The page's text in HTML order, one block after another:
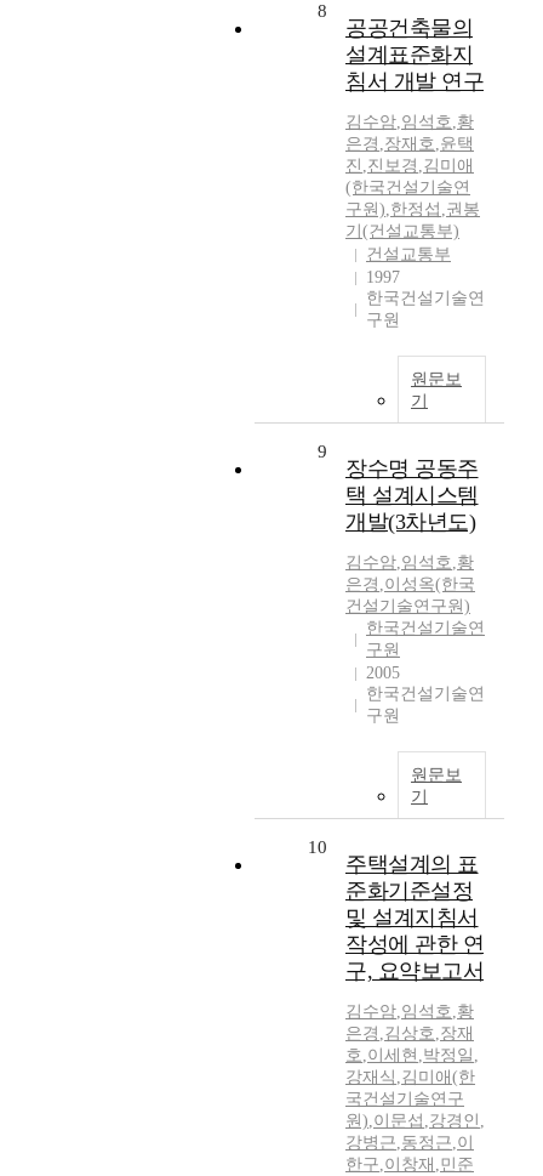
8
공공건축물의
설계표준화지
침서 개발 연구
김수암,임석호,황
은경 ,장재호,윤택
진 ,진보경 ,김미애
(한국건설기술연
구원),한정섭 ,권봉
기(건설교통부)
건설교통부
1997
한국건설기술연
구원
원문보
기
9
장수명 공동주
택 설계시스템
개발(3차년도)
김수암,임석호,황
은경 ,이성옥(한국
건설기술연구원)
한국건설기술연
구원
2005
한국건설기술연
구원
원문보
기
10
주택설계의 표
준화기준설정
및 설계지침서
작성에 관한 연
구, 요약보고서
김수암,임석호,황
은경 ,김상호,장재
호,이세현 ,박정일 ,
강재식 ,김미애(한
국건설기술연구
원),이문섭 ,강경인 ,
강병근,동정근,이
한구,이창재 ,민준